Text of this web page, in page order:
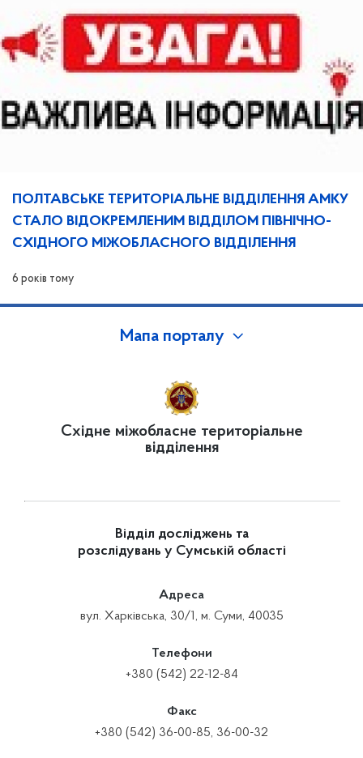
ПОЛТАВСЬКЕ ТЕРИТОРІАЛЬНЕ ВІДДІЛЕННЯ АМКУ
СТАЛО ВІДОКРЕМЛЕНИМ ВІДДІЛОМ ПІВНІЧНО-
СХІДНОГО МІЖОБЛАСНОГО ВІДДІЛЕННЯ
6 років тому
Мапа порталу
Східне міжобласне територіальне
відділення
Відділ досліджень та
розслідувань у Сумській області
Адреса
вул. Харківська, 30/1, м. Суми, 40035
Телефони
+380 (542) 22-12-84
Факс
+380 (542) 36-00-85, 36-00-32